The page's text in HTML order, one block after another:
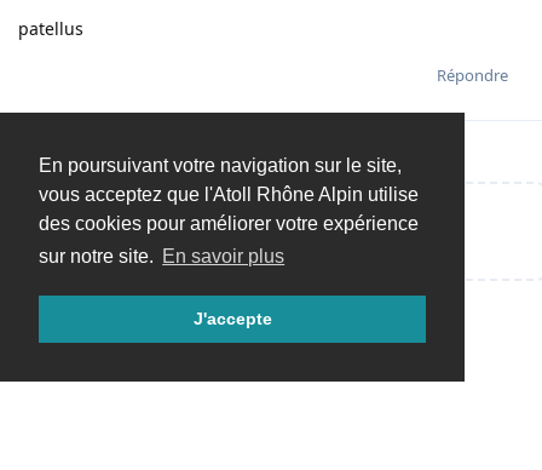
En poursuivant votre navigation sur le site,
vous acceptez que l'Atoll Rhône Alpin utilise
des cookies pour améliorer votre expérience
sur notre site. En savoir plus
J'accepte
patellus
Répondre
Répondre…